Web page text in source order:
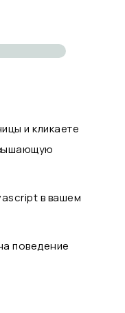
и кликаете
в вашем
поведение